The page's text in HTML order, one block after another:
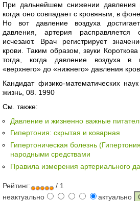
При дальнейшем снижении давления
когда оно совпадает с кровяным, в
Но вот давление воздуха
давления, артерия расправляется
исчезают. Врач регистрирует
крови. Таким образом, звуки
тогда, когда давление воздуха в
«верхнего» до «нижнего» давления
Кандидат физико-математических
жизнь, 08. 1990
См. также:
Давление и жизненно важные
Гипертония: скрытая и коварная
Гипертоническая болезнь
народными средствами
Правила измерения артериального
Рейтинг:
/ 1
неактуально
актуально